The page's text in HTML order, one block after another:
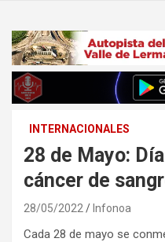
INTERNACIONALES
28 de Mayo:
cáncer de
28/05/2022 Infonoa
Cada 28 de mayo se